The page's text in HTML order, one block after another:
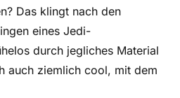
Das klingt nach den
eines Jedi-
durch jegliches Material
auch ziemlich cool, mit dem